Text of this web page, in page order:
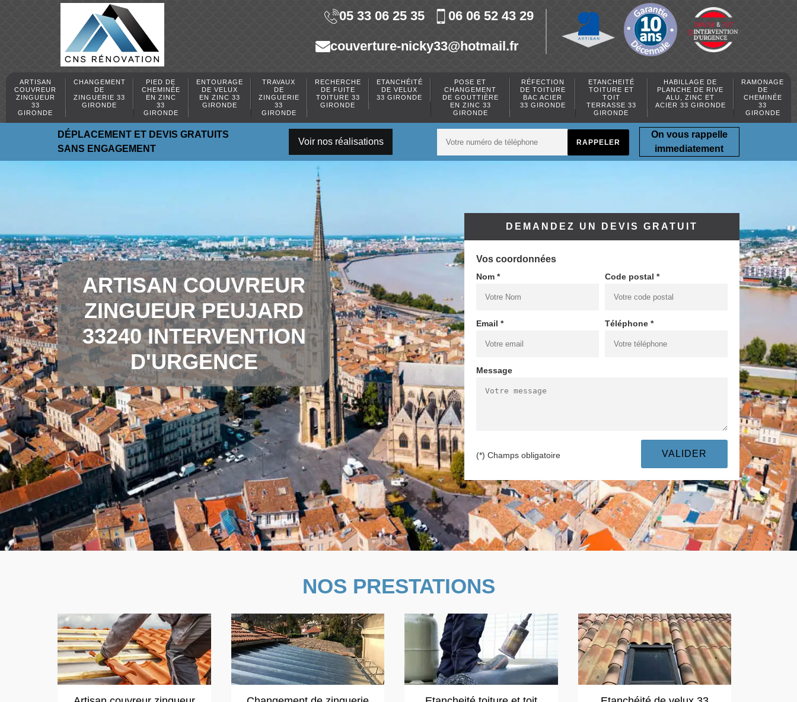
05 33 06 25 35 06 06 52 43 29
couverture-nicky33@hotmail.fr
ARTISAN
COUVREUR
ZINGUEUR
33
GIRONDE
CHANGEMENT
DE
ZINGUERIE 33
GIRONDE
PIED DE
CHEMINÉE
EN ZINC
33
GIRONDE
ENTOURAGE
DE VELUX
EN ZINC 33
GIRONDE
TRAVAUX
DE
ZINGUERIE
33
GIRONDE
RECHERCHE
DE FUITE
TOITURE 33
GIRONDE
ETANCHÉITÉ
DE VELUX
33 GIRONDE
POSE ET
CHANGEMENT
DE GOUTTIÈRE
EN ZINC 33
GIRONDE
RÉFECTION
DE TOITURE
BAC ACIER
33 GIRONDE
ETANCHEITÉ
TOITURE ET
TOIT
TERRASSE 33
GIRONDE
HABILLAGE DE
PLANCHE DE RIVE
ALU, ZINC ET
ACIER 33 GIRONDE
RAMONAGE
DE
CHEMINÉE
33
GIRONDE
DÉPLACEMENT ET DEVIS GRATUITS
SANS ENGAGEMENT
Voir nos réalisations
On vous rappelle
immediatement
ARTISAN COUVREUR
ZINGUEUR PEUJARD
33240 INTERVENTION
D'URGENCE
DEMANDEZ UN DEVIS GRATUIT
Vos coordonnées
Nom * Code postal *
Email * Téléphone *
Message
(*) Champs obligatoire
NOS PRESTATIONS